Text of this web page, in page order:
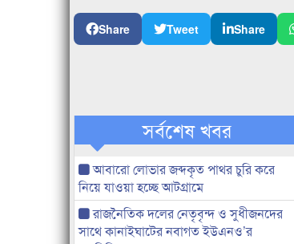
Share Tweet Share
সর্বশেষ খবর
আবারো লোভার জব্দকৃত পাথর চুরি করে
নিয়ে যাওয়া হচ্ছে আটগ্রামে
রাজনৈতিক দলের নেতৃবৃন্দ ও সুধীজনদের
সাথে কানাইঘাটের নবাগত ইউএনও’র